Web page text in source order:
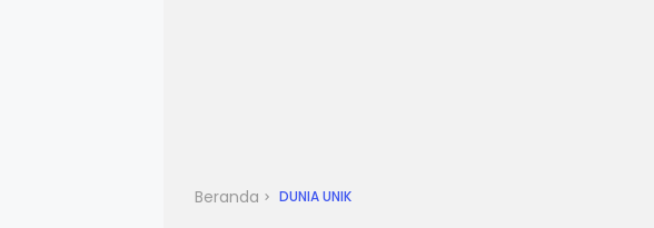
Beranda DUNIA UNIK